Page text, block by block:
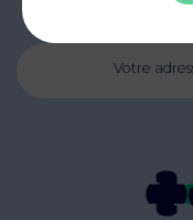
la distance d’un
Votre